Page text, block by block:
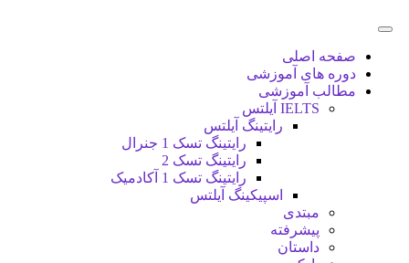
صفحه اصلی
دوره های آموزشی
مطالب آموزشی
IELTS آیلتس
رایتینگ آیلتس
رایتینگ تسک 1 جنرال
رایتینگ تسک 2
رایتینگ تسک 1 آکادمیک
اسپیکینگ آیلتس
مبتدی
پیشرفته
داستان